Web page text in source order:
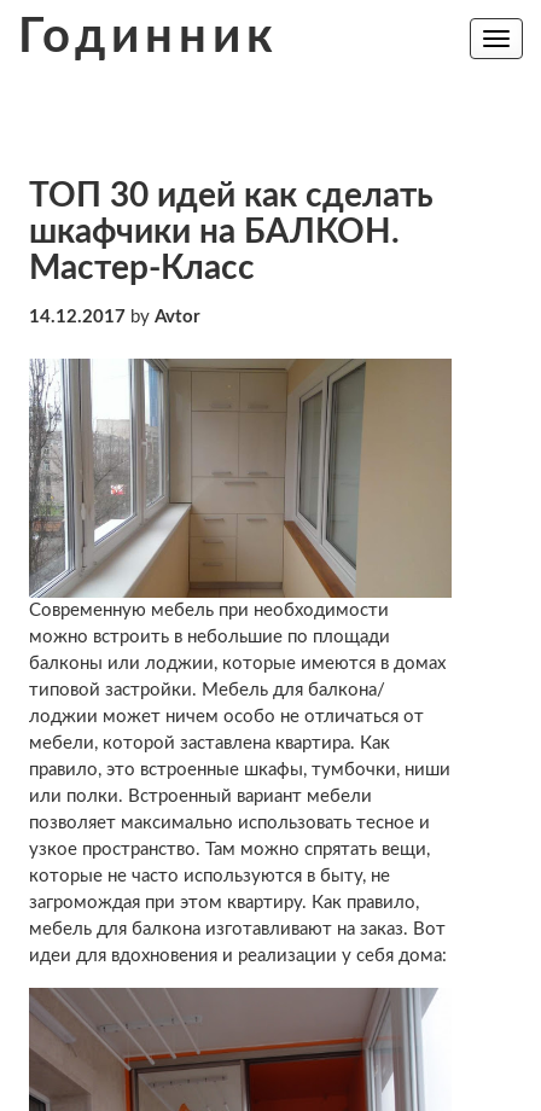
Годинник
Toggle
ТОП 30 идей как сделать
шкафчики на БАЛКОН.
Мастер-Класс
14.12.2017 by Avtor
Современную мебель при необходимости
можно встроить в небольшие по площади
балконы или лоджии, которые имеются в домах
типовой застройки. Мебель для балкона/
лоджии может ничем особо не отличаться от
мебели, которой заставлена квартира. Как
правило, это встроенные шкафы, тумбочки, ниши
или полки. Встроенный вариант мебели
позволяет максимально использовать тесное и
узкое пространство. Там можно спрятать вещи,
которые не часто используются в быту, не
загромождая при этом квартиру. Как правило,
мебель для балкона изготавливают на заказ. Вот
идеи для вдохновения и реализации у себя дома: